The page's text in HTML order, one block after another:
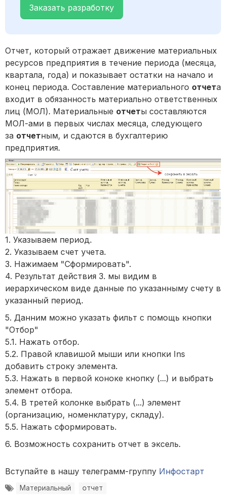
Заказать разработку
Отчет, который отражает движение материальных
ресурсов предприятия в течение периода (месяца,
квартала, года) и показывает остатки на начало и
конец периода. Составление материального отчета
входит в обязанность материально ответственных
лиц (МОЛ). Материальные отчеты составляются
МОЛ-ами в первых числах месяца, следующего
за отчетным, и сдаются в бухгалтерию
предприятия.
1. Указываем период.
2. Указываем счет учета.
3. Нажимаем "Сформировать".
4. Результат действия 3. мы видим в
иерархическом виде данные по указанныму счету в
указанный период.
5. Данним можно указать фильт с помощь кнопки
"Отбор"
5.1. Нажать отбор.
5.2. Правой клавишой мыши или кнопки Ins
добавить строку элемента.
5.3. Нажать в первой коноке кнопку (...) и выбрать
элемент отбора.
5.4. В третей колонке выбрать (...) элемент
(организацию, номенклатуру, складу).
5.5. Нажать сформировать.
6. Возможность сохранить отчет в эксель.
Вступайте в нашу телеграмм-группу Инфостарт
Материальный отчет